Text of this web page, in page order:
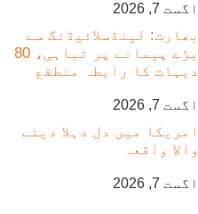
اگست 7, 2026
بھارت: لینڈسلائیڈنگ سے
بڑے پیمانے پر تباہی، 80
دیہات کا رابطہ منطقع
اگست 7, 2026
امریکا میں دل دہلا دینے
والا واقعہ
اگست 7, 2026